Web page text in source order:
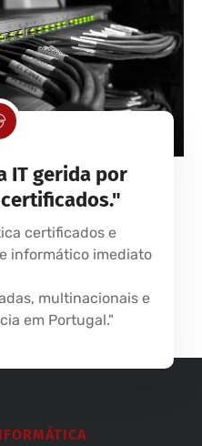
IT gerida por
certificados e
informático imediato
multinacionais e
em Portugal."